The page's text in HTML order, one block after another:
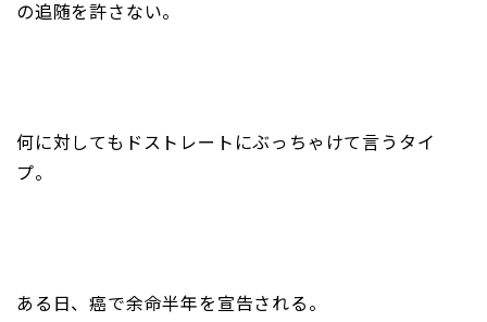
の追随を許さない。
何に対してもドストレートにぶっちゃけて言うタイ
プ。
ある日、癌で余命半年を宣告される。